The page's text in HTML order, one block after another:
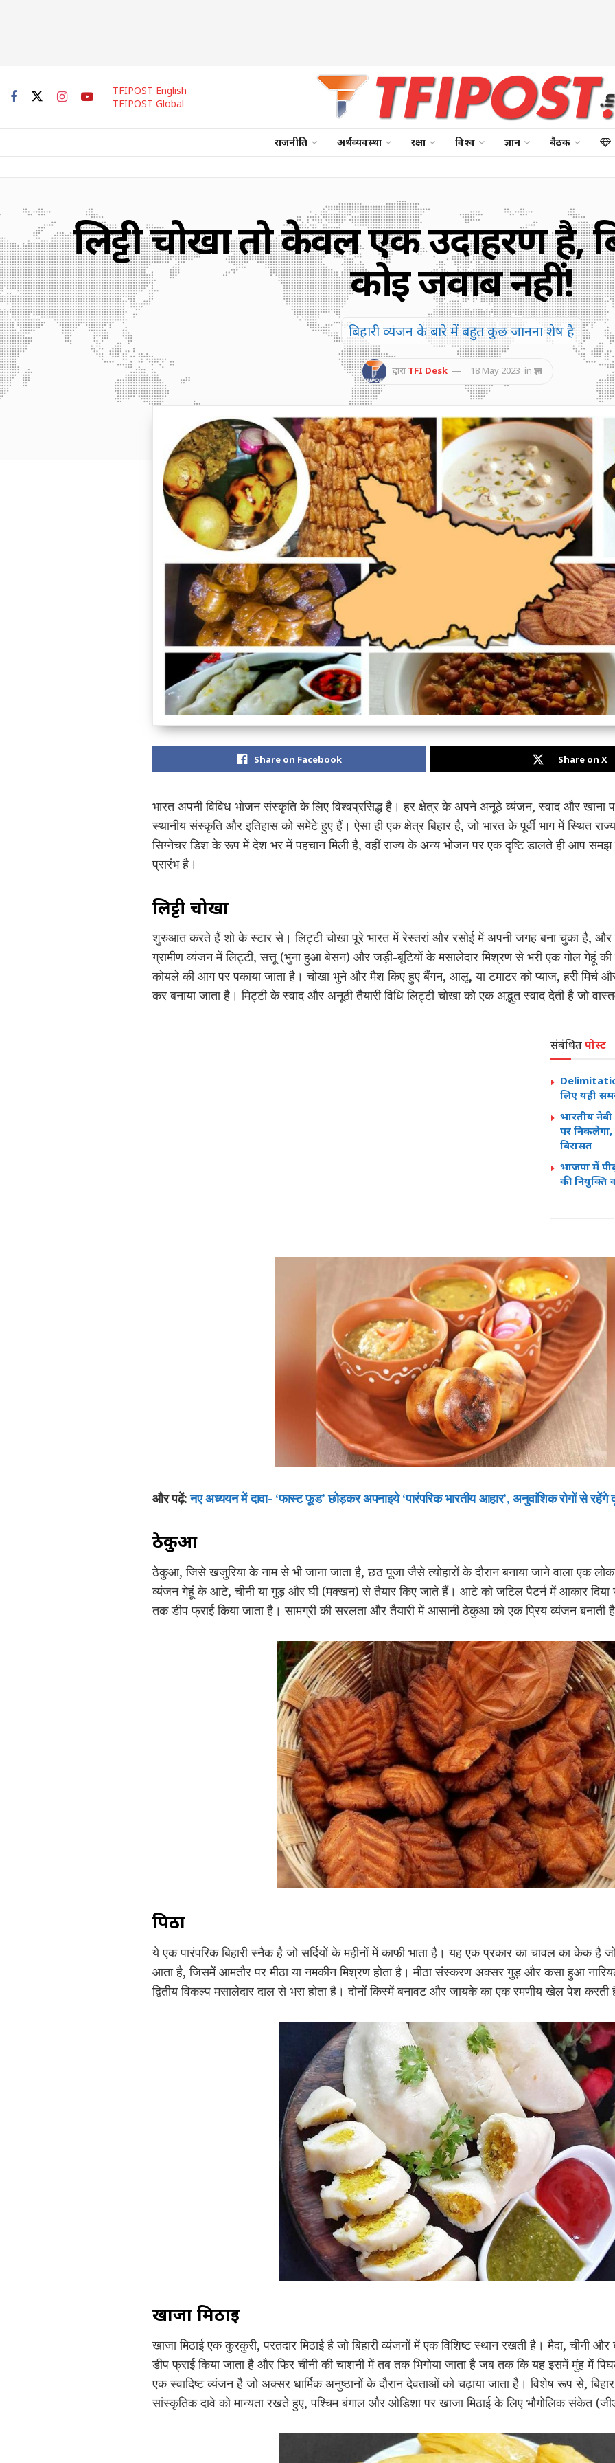
TFIPOST English
TFIPOST Global
राजनीति अर्थव्यवस्था रक्षा विश्व ज्ञान बैठक
लिट्टी चोखा तो केवल एक उदाहरण है,
कोई जवाब नहीं!
बिहारी व्यंजन के बारे में बहुत कुछ जानना शेष है
द्वारा TFI Desk 18 May 2023 in ज्ञान
Share on Facebook Share on X
भारत अपनी विविध भोजन संस्कृति के लिए विश्वप्रसिद्ध है। हर क्षेत्र के अपने अनूठे व्यंजन, स्वाद और
स्थानीय संस्कृति और इतिहास को समेटे हुए हैं। ऐसा ही एक क्षेत्र बिहार है, जो भारत के पूर्वी भाग में स्थित
सिग्नेचर डिश के रूप में देश भर में पहचान मिली है, वहीं राज्य के अन्य भोजन पर एक दृष्टि डालते ही आप समझ
प्रारंभ है।
लिट्टी चोखा
शुरुआत करते हैं शो के स्टार से। लिट्टी चोखा पूरे भारत में रेस्तरां और रसोई में अपनी जगह बना चुका है, और
ग्रामीण व्यंजन में लिट्टी, सत्तू (भुना हुआ बेसन) और जड़ी-बूटियों के मसालेदार मिश्रण से भरी एक गोल गेहूं
कोयले की आग पर पकाया जाता है। चोखा भुने और मैश किए हुए बैंगन, आलू, या टमाटर को प्याज, हरी मिर्च
कर बनाया जाता है। मिट्टी के स्वाद और अनूठी तैयारी विधि लिट्टी चोखा को एक अद्भुत स्वाद देती है जो
संबंधितपोस्ट
लिए यही
भारतीय नेवी
पर निकलेगा,
विरासत
भाजपा में
की नियुक्ति
और पढ़ें:नए अध्ययन में दावा- ‘फास्ट फूड’ छोड़कर अपनाइये ‘पारंपरिक भारतीय आहार’, अनुवांशिक रोगों से रहेंगे
ठेकुआ
ठेकुआ, जिसे खजुरिया के नाम से भी जाना जाता है, छठ पूजा जैसे त्योहारों के दौरान बनाया जाने वाला एक
व्यंजन गेहूं के आटे, चीनी या गुड़ और घी (मक्खन) से तैयार किए जाते हैं। आटे को जटिल पैटर्न में आकार दिया
तक डीप फ्राई किया जाता है। सामग्री की सरलता और तैयारी में आसानी ठेकुआ को एक प्रिय व्यंजन बनाती
पिठा
ये एक पारंपरिक बिहारी स्नैक है जो सर्दियों के महीनों में काफी भाता है। यह एक प्रकार का चावल का केक है
आता है, जिसमें आमतौर पर मीठा या नमकीन मिश्रण होता है। मीठा संस्करण अक्सर गुड़ और कसा हुआ
द्वितीय विकल्प मसालेदार दाल से भरा होता है। दोनों किस्में बनावट और जायके का एक रमणीय खेल पेश करती
खाजा मिठाई
खाजा मिठाई एक कुरकुरी, परतदार मिठाई है जो बिहारी व्यंजनों में एक विशिष्ट स्थान रखती है। मैदा, चीनी
डीप फ्राई किया जाता है और फिर चीनी की चाशनी में तब तक भिगोया जाता है जब तक कि यह इसमें मुंह में
एक स्वादिष्ट व्यंजन है जो अक्सर धार्मिक अनुष्ठानों के दौरान देवताओं को चढ़ाया जाता है। विशेष रूप से,
सांस्कृतिक दावे को मान्यता रखते हुए, पश्चिम बंगाल और ओडिशा पर खाजा मिठाई के लिए भौगोलिक संकेत